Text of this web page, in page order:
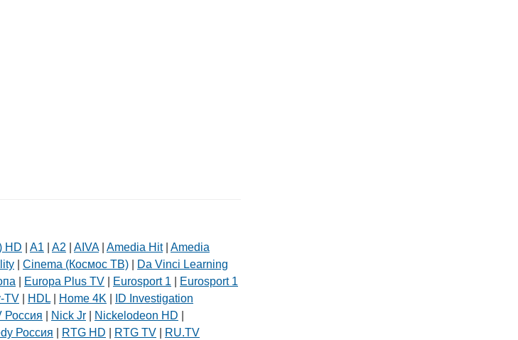
HD A1 A2 AIVA| Amedia Hit| Amedia
Cinema (Космос ТВ)
Da Vinci Learning
Europa Plus TV Eurosport 1
Eurosport 1
TV HDL Home 4K
ID Investigation
Россия Nick Jr Nickelodeon HD
Россия RTG HD RTG TV
RU.TV